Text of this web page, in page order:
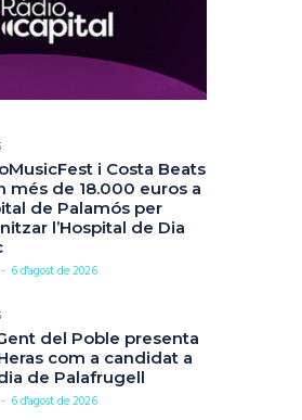
i Costa Beats
més de 18.000 euros a
de Palamós per
l’Hospital de Dia
- 6 d'agost de 2026
del Poble presenta
com a candidat a
de Palafrugell
- 6 d'agost de 2026